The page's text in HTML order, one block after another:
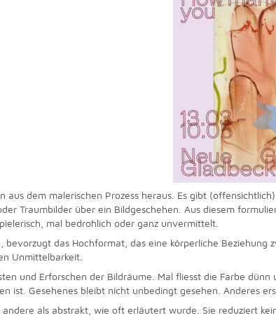
aus dem malerischen Prozess heraus. Es gibt
Traumbilder über ein Bildgeschehen. Aus diesem
mal bedrohlich oder ganz unvermittelt.
bevorzugt das Hochformat, das eine körperliche
Unmittelbarkeit.
und Erforschen der Bildräume. Mal fliesst die Farbe
ist. Gesehenes bleibt nicht unbedingt gesehen. Anderes
andere als abstrakt, wie oft erläutert wurde. Sie reduziert